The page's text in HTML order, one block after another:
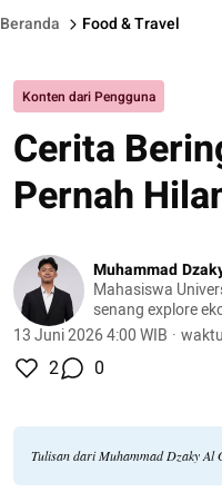
Beranda Food & Travel
Konten dari Pengguna
Cerita
Pernah
Muhammad
Mahasiswa
senang explore
13 Juni 2026 4:00 WIB ·
2 0
Tulisan dari Muhammad Dzaky Al